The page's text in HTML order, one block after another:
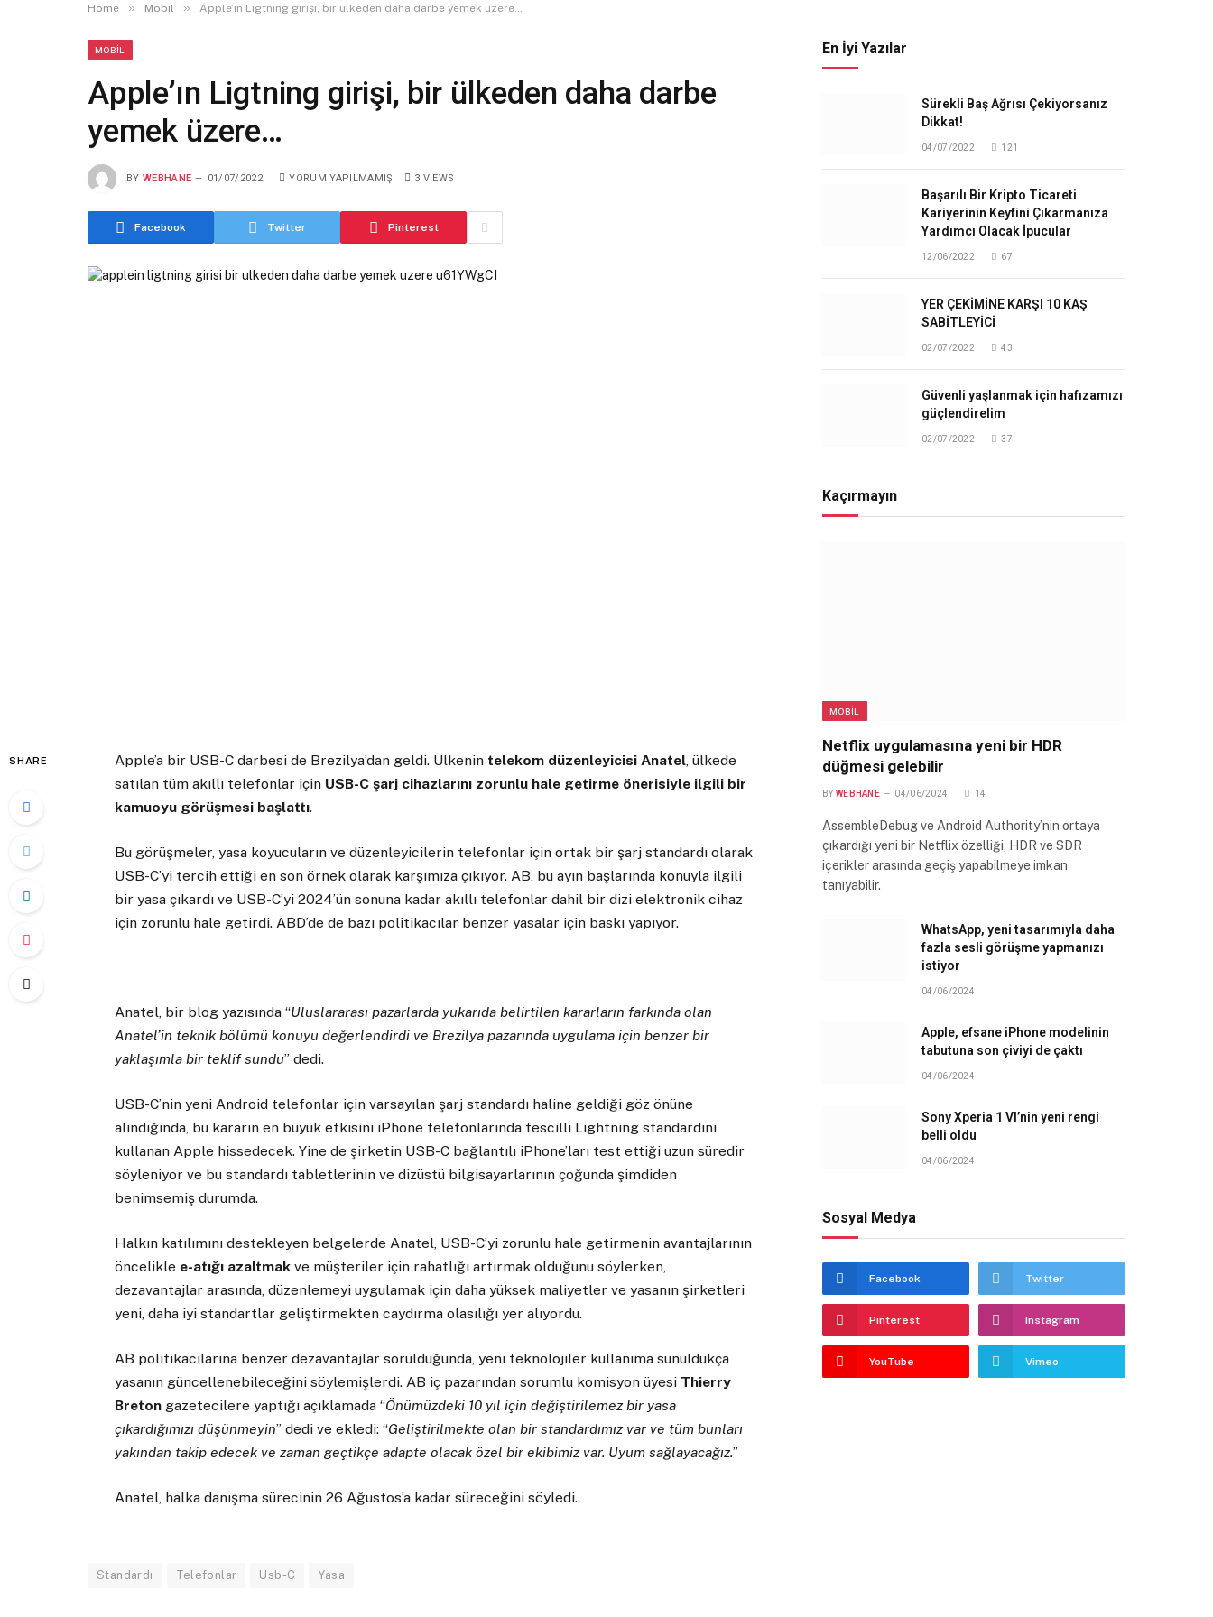
Home » Mobil » Apple’ın Ligtning girişi, bir ülkeden daha darbe yemek üzere…
MOBIL
Apple’ın Ligtning girişi, bir ülkeden daha darbe
yemek üzere…
BY WEBHANE 01/07/2022 YORUM YAPILMAMIŞ 3 VIEWS
Facebook Twitter Pinterest
SHARE Apple’a bir USB-C darbesi de Brezilya’dan geldi. Ülkenin telekom düzenleyicisi Anatel, ülkede
satılan tüm akıllı telefonlar için USB-C şarj cihazlarını zorunlu hale getirme önerisiyle ilgili bir
kamuoyu görüşmesi başlattı.
Bu görüşmeler, yasa koyucuların ve düzenleyicilerin telefonlar için ortak bir şarj standardı olarak
USB-C’yi tercih ettiği en son örnek olarak karşımıza çıkıyor. AB, bu ayın başlarında konuyla ilgili
bir yasa çıkardı ve USB-C’yi 2024’ün sonuna kadar akıllı telefonlar dahil bir dizi elektronik cihaz
için zorunlu hale getirdi. ABD’de de bazı politikacılar benzer yasalar için baskı yapıyor.
Anatel, bir blog yazısında “Uluslararası pazarlarda yukarıda belirtilen kararların farkında olan
Anatel’in teknik bölümü konuyu değerlendirdi ve Brezilya pazarında uygulama için benzer bir
yaklaşımla bir teklif sundu” dedi.
USB-C’nin yeni Android telefonlar için varsayılan şarj standardı haline geldiği göz önüne
alındığında, bu kararın en büyük etkisini iPhone telefonlarında tescilli Lightning standardını
kullanan Apple hissedecek. Yine de şirketin USB-C bağlantılı iPhone’ları test ettiği uzun süredir
söyleniyor ve bu standardı tabletlerinin ve dizüstü bilgisayarlarının çoğunda şimdiden
benimsemiş durumda.
Halkın katılımını destekleyen belgelerde Anatel, USB-C’yi zorunlu hale getirmenin avantajlarının
öncelikle e-atığı azaltmak ve müşteriler için rahatlığı artırmak olduğunu söylerken,
dezavantajlar arasında, düzenlemeyi uygulamak için daha yüksek maliyetler ve yasanın şirketleri
yeni, daha iyi standartlar geliştirmekten caydırma olasılığı yer alıyordu.
AB politikacılarına benzer dezavantajlar sorulduğunda, yeni teknolojiler kullanıma sunuldukça
yasanın güncellenebileceğini söylemişlerdi. AB iç pazarından sorumlu komisyon üyesi Thierry
Breton gazetecilere yaptığı açıklamada “Önümüzdeki 10 yıl için değiştirilemez bir yasa
çıkardığımızı düşünmeyin” dedi ve ekledi: “Geliştirilmekte olan bir standardımız var ve tüm bunları
yakından takip edecek ve zaman geçtikçe adapte olacak özel bir ekibimiz var. Uyum sağlayacağız.”
Anatel, halka danışma sürecinin 26 Ağustos’a kadar süreceğini söyledi.
Standardı Telefonlar Usb-C Yasa
En İyi Yazılar
Sürekli Baş Ağrısı Çekiyorsanız
Dikkat!
04/07/2022 121
Başarılı Bir Kripto Ticareti
Kariyerinin Keyfini Çıkarmanıza
Yardımcı Olacak İpucular
12/06/2022 67
YER ÇEKİMİNE KARŞI 10 KAŞ
SABİTLEYİCİ
02/07/2022 43
Güvenli yaşlanmak için hafızamızı
güçlendirelim
02/07/2022 37
Kaçırmayın
MOBIL
Netflix uygulamasına yeni bir HDR
düğmesi gelebilir
BY WEBHANE 04/06/2024 14
AssembleDebug ve Android Authority’nin ortaya
çıkardığı yeni bir Netflix özelliği, HDR ve SDR
içerikler arasında geçiş yapabilmeye imkan
tanıyabilir.
WhatsApp, yeni tasarımıyla daha
fazla sesli görüşme yapmanızı
istiyor
04/06/2024
Apple, efsane iPhone modelinin
tabutuna son çiviyi de çaktı
04/06/2024
Sony Xperia 1 VI’nin yeni rengi
belli oldu
04/06/2024
Sosyal Medya
Facebook Twitter
Pinterest Instagram
YouTube Vimeo